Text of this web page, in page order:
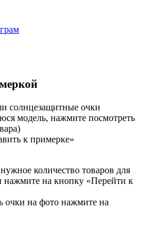
солнцезащитные очки
модель, нажмите посмотреть
к примерке»
количество товаров для
на кнопку «Перейти к
очки на фото нажмите на